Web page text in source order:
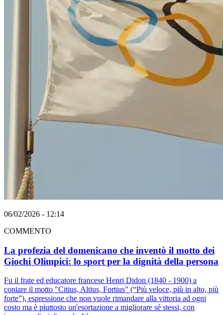
06/02/2026 - 12:14
COMMENTO
La profezia del domenicano che inventò il motto dei
Giochi Olimpici: lo sport per la dignità della persona
Fu il frate ed educatore francese Henri Didon (1840 - 1900) a
coniare il motto "Citius, Altius, Fortius" (“Più veloce, più in alto, più
forte”), espressione che non vuole rimandare alla vittoria ad ogni
costo ma è piuttosto un'esortazione a migliorare sé stessi, con